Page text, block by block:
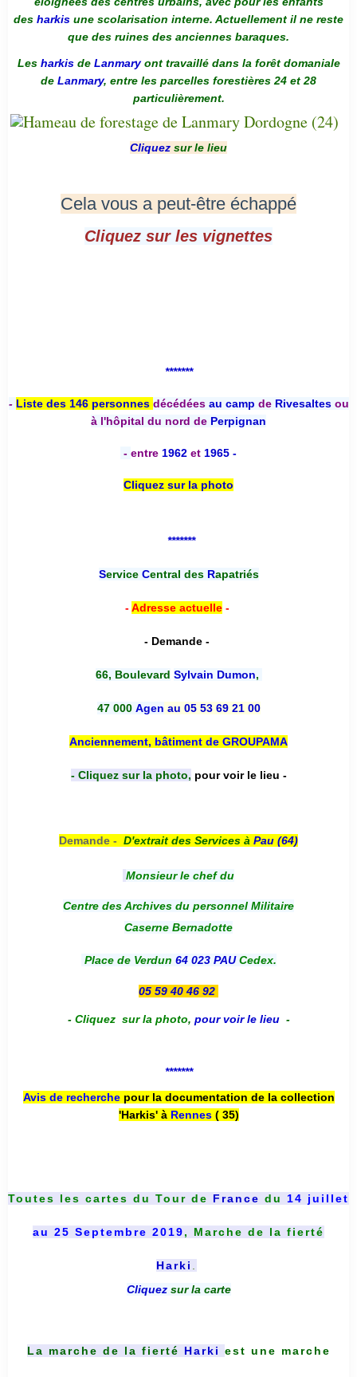
des harkis une scolarisation interne. Actuellement il ne reste
que des ruines des anciennes baraques.
Les harkis de Lanmaryont travaillé dans la forêt domaniale
de Lanmary, entre les parcelles forestières 24 et 28
particulièrement.
Cliquez sur le lieu
Cela vous a peut-être échappé
Cliquez sur les vignettes
*******
- Liste des 146 personnes décédées au camp deRivesaltesou
à l'hôpital du nord de Perpignan
- entre 1962 et 1965 -
Cliquez sur la photo
*******
Service Central desRapatriés
-Adresse actuelle-
- Demande -
66, Boulevard Sylvain Dumon,
47 000 Agen au 05 53 69 21 00
Anciennement, bâtiment de GROUPAMA
- Cliquez sur la photo, pour voir le lieu -
Demande - D'extrait des Services à Pau (64)
Monsieur le chef du
Centre des Archives du personnel Militaire
Caserne Bernadotte
Place de Verdun 64 023 PAUCedex.
05 59 40 46 92
- Cliquez sur la photo, pour voir le lieu -
*******
Avis de recherche pour la documentation de la collection
'Harkis' à Rennes( 35)
Toutes les cartes du Tour de France du 14 juillet
au 25 Septembre 2019, Marche de la fierté
Harki
Cliquez sur la carte
La marche de la fierté Harki est une marche